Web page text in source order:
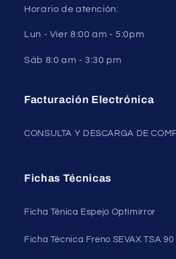
Horario de atención:
Lun - Vier 8:00 am - 5:0pm
Sáb 8:0 am - 3:30 pm
Facturación Electrónica
CONSULTA Y DESCARGA DE
Fichas Técnicas
Ficha Ténica Espejo Optimirror
Ficha Técnica Freno SEVAX TSA 90